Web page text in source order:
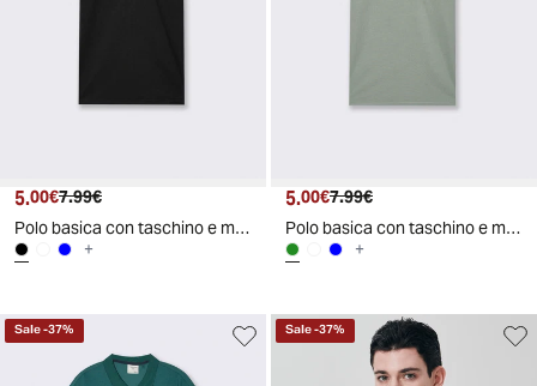
Prezzo attuale
5.00€ Prezzo originale
7.99€
Polo basica con taschino e maniche corte - Nero
+
Prezzo attuale
5.00€ Prezzo originale
7.99€
Polo basica con taschino e maniche corte - Verde
+
Sale-37% Sale-37%